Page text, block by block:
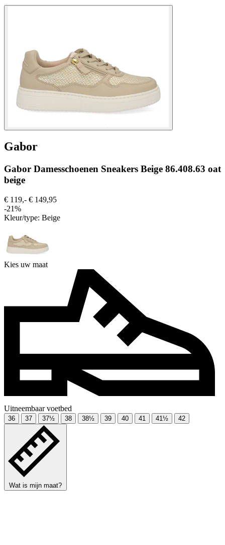
Gabor
Gabor Damesschoenen Sneakers Beige 86.408.63 oat
beige
€ 119,- € 149,95
-21%
Kleur/type: Beige
Kies uw maat
Uitneembaar voetbed
36 37 37½ 38 38½ 39 40 41 41½ 42
Wat is mijn maat?